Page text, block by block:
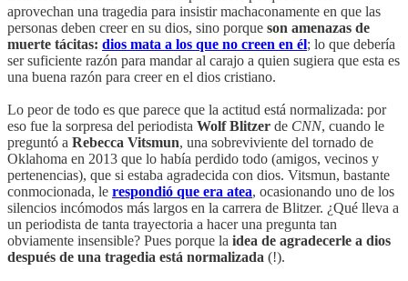
aprovechan una tragedia para insistir machaconamente en que las
personas deben creer en su dios, sino porque son amenazas de
muerte tácitas: dios mata a los que no creen en él; lo que debería
ser suficiente razón para mandar al carajo a quien sugiera que esta es
una buena razón para creer en el dios cristiano.
Lo peor de todo es que parece que la actitud está normalizada: por
eso fue la sorpresa del periodista Wolf Blitzer de CNN, cuando le
preguntó a Rebecca Vitsmun, una sobreviviente del tornado de
Oklahoma en 2013 que lo había perdido todo (amigos, vecinos y
pertenencias), que si estaba agradecida con dios. Vitsmun, bastante
conmocionada, le respondió que era atea, ocasionando uno de los
silencios incómodos más largos en la carrera de Blitzer. ¿Qué lleva a
un periodista de tanta trayectoria a hacer una pregunta tan
obviamente insensible? Pues porque la idea de agradecerle a dios
después de una tragedia está normalizada (!).